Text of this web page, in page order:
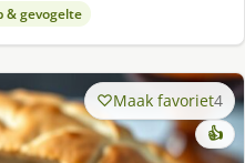
& gevogelte
Maak favoriet4
👍